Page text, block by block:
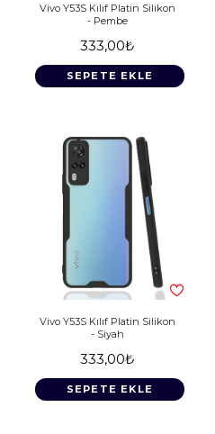
Vivo Y53S Kılıf Platin Silikon
- Pembe
333,00₺
SEPETE EKLE
Vivo Y53S Kılıf Platin Silikon
- Siyah
333,00₺
SEPETE EKLE